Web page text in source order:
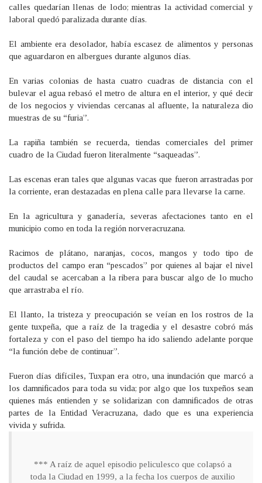
calles quedarían llenas de lodo; mientras la actividad comercial y
laboral quedó paralizada durante días.
El ambiente era desolador, había escasez de alimentos y personas
que aguardaron en albergues durante algunos días.
En varias colonias de hasta cuatro cuadras de distancia con el
bulevar el agua rebasó el metro de altura en el interior, y qué decir
de los negocios y viviendas cercanas al afluente, la naturaleza dio
muestras de su “furia”.
La rapiña también se recuerda, tiendas comerciales del primer
cuadro de la Ciudad fueron literalmente “saqueadas”.
Las escenas eran tales que algunas vacas que fueron arrastradas por
la corriente, eran destazadas en plena calle para llevarse la carne.
En la agricultura y ganadería, severas afectaciones tanto en el
municipio como en toda la región norveracruzana.
Racimos de plátano, naranjas, cocos, mangos y todo tipo de
productos del campo eran “pescados” por quienes al bajar el nivel
del caudal se acercaban a la ribera para buscar algo de lo mucho
que arrastraba el río.
El llanto, la tristeza y preocupación se veían en los rostros de la
gente tuxpeña, que a raíz de la tragedia y el desastre cobró más
fortaleza y con el paso del tiempo ha ido saliendo adelante porque
“la función debe de continuar”.
Fueron días difíciles, Tuxpan era otro, una inundación que marcó a
los damnificados para toda su vida; por algo que los tuxpeños sean
quienes más entienden y se solidarizan con damnificados de otras
partes de la Entidad Veracruzana, dado que es una experiencia
vivida y sufrida.
*** A raíz de aquel episodio peliculesco que colapsó a
toda la Ciudad en 1999, a la fecha los cuerpos de auxilio